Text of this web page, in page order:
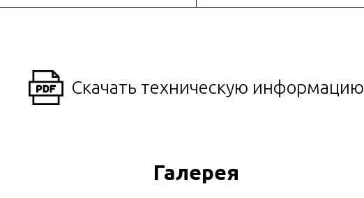
Скачать техническую информацию
Галерея